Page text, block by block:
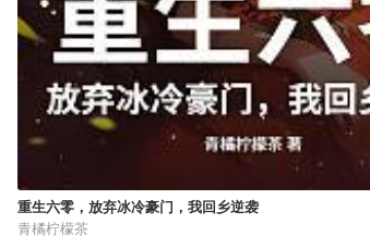
重生六零，放弃冰冷豪门，我回乡逆袭
青橘柠檬茶